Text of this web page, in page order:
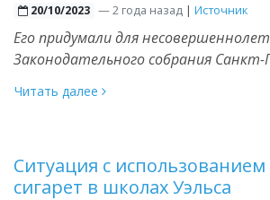
20/10/2023 —2 года назад | Источник
Его придумали для
Законодательного собрания Санкт-
Читать далее
Ситуация с
сигарет в школах Уэльса